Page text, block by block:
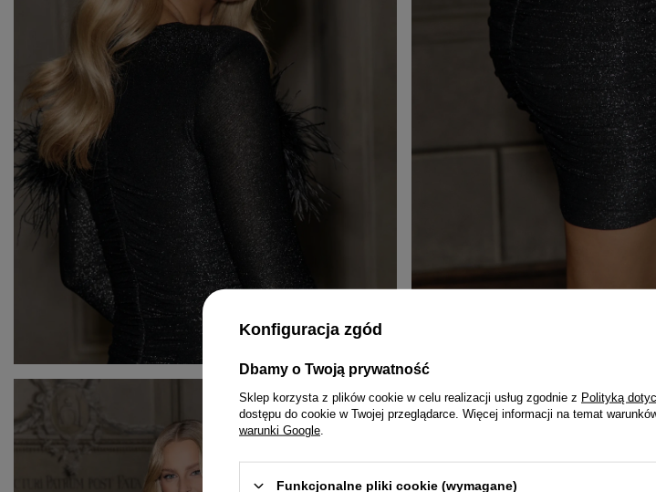
GUMKI DO WŁOSÓW
Konfiguracja zgód
Dbamy o Twoją prywatność
Sklep korzysta z plików cookie w celu realizacji usług zgodnie z Polityką
dostępu do cookie w Twojej przeglądarce. Więcej informacji na temat
warunki Google
Funkcjonalne pliki cookie (wymagane)